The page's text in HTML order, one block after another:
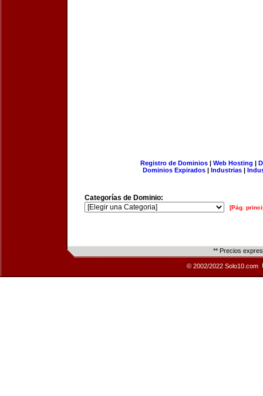
Registro de Dominios| Web Hosting |
Dominios Expirados | Industrias |
Categorías de Dominio:
[Pág.
** Precios
© 2002/2022 Solo10.com